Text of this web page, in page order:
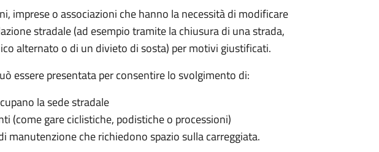
imprese o associazioni che hanno la necessità di modificare
stradale (ad esempio tramite la chiusura di una strada,
alternato o di un divieto di sosta) per motivi giustificati.
essere presentata per consentire lo svolgimento di:
la sede stradale
(come gare ciclistiche, podistiche o processioni)
manutenzione che richiedono spazio sulla carreggiata.